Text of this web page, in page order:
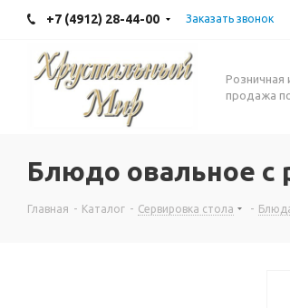
+7 (4912) 28-44-00 Заказать звонок
Розничная
продажа
Блюдо овальное с
Главная - Каталог - Сервировка стола -